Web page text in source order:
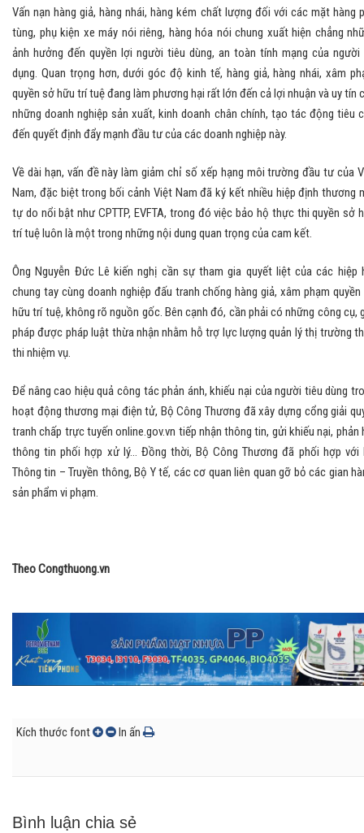
Vấn nạn hàng giả, hàng nhái, hàng kém chất lượng đối với các mặt hàng
tùng, phụ kiện xe máy nói riêng, hàng hóa nói chung xuất hiện chẳng
ảnh hưởng đến quyền lợi người tiêu dùng, an toàn tính mạng của người
dụng. Quan trọng hơn, dưới góc độ kinh tế, hàng giả, hàng nhái, xâm
quyền sở hữu trí tuệ đang làm phương hại rất lớn đến cả lợi nhuận và uy tín
những doanh nghiệp sản xuất, kinh doanh chân chính, tạo tác động tiêu
đến quyết định đẩy mạnh đầu tư của các doanh nghiệp này.
Về dài hạn, vấn đề này làm giảm chỉ số xếp hạng môi trường đầu tư của
Nam, đặc biệt trong bối cảnh Việt Nam đã ký kết nhiều hiệp định thương
tự do nổi bật như CPTTP, EVFTA, trong đó việc bảo hộ thực thi quyền sở
trí tuệ luôn là một trong những nội dung quan trọng của cam kết.
Ông Nguyễn Đức Lê kiến nghị cần sự tham gia quyết liệt của các hiệp
chung tay cùng doanh nghiệp đấu tranh chống hàng giả, xâm phạm
hữu trí tuệ, không rõ nguồn gốc. Bên cạnh đó, cần phải có những công cụ,
pháp được pháp luật thừa nhận nhằm hỗ trợ lực lượng quản lý thị trường
thi nhiệm vụ.
Để nâng cao hiệu quả công tác phản ánh, khiếu nại của người tiêu dùng
hoạt động thương mại điện tử, Bộ Công Thương đã xây dựng cổng giải
tranh chấp trực tuyến online.gov.vn tiếp nhận thông tin, gửi khiếu nại, phản
thông tin phối hợp xử lý… Đồng thời, Bộ Công Thương đã phối hợp với
Thông tin – Truyền thông, Bộ Y tế, các cơ quan liên quan gỡ bỏ các gian
sản phẩm vi phạm.
Theo Congthuong.vn
Kích thước font In ấn
Bình luận chia sẻ